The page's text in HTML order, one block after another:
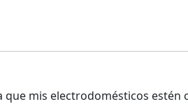
mis electrodomésticos estén